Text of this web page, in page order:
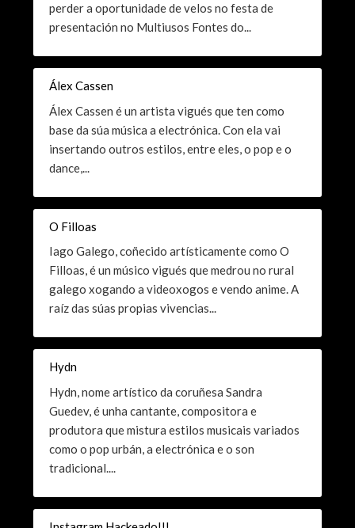
perder a oportunidade de velos no festa de
presentación no Multiusos Fontes do...
Álex Cassen
Álex Cassen é un artista vigués que ten como
base da súa música a electrónica. Con ela vai
insertando outros estilos, entre eles, o pop e o
dance,...
O Filloas
Iago Galego, coñecido artísticamente como O
Filloas, é un músico vigués que medrou no rural
galego xogando a videoxogos e vendo anime. A
raíz das súas propias vivencias...
Hydn
Hydn, nome artístico da coruñesa Sandra
Guedev, é unha cantante, compositora e
produtora que mistura estilos musicais variados
como o pop urbán, a electrónica e o son
tradicional....